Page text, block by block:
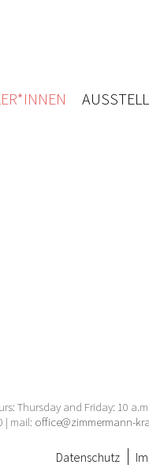
Thursday and Friday: 10
| mail: office@zimmermann-
Datenschutz